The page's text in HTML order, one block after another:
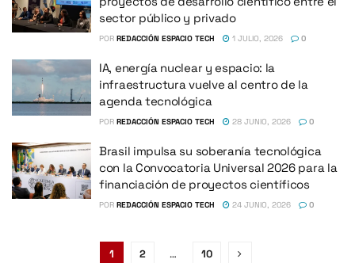
sector público y privado
POR REDACCIÓN ESPACIO TECH 1 JULIO, 2026 0
IA, energía nuclear y espacio: la
infraestructura vuelve al centro de la
agenda tecnológica
POR REDACCIÓN ESPACIO TECH 28 JUNIO, 2026 0
Brasil impulsa su soberanía tecnológica
con la Convocatoria Universal 2026 para la
financiación de proyectos científicos
POR REDACCIÓN ESPACIO TECH 24 JUNIO, 2026 0
1 2 … 10